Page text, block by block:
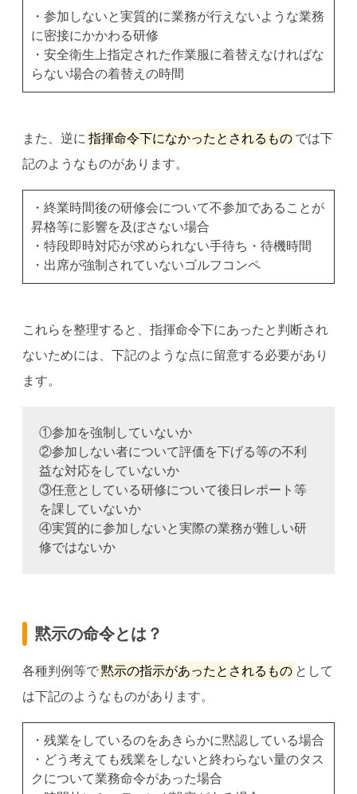
・参加しないと実質的に業務が行えないような業務
に密接にかかわる研修
・安全衛生上指定された作業服に着替えなければな
らない場合の着替えの時間
また、逆に 指揮命令下になかったとされるもの では下
記のようなものがあります。
・終業時間後の研修会について不参加であることが
昇格等に影響を及ぼさない場合
・特段即時対応が求められない手待ち・待機時間
・出席が強制されていないゴルフコンペ
これらを整理すると、指揮命令下にあったと判断され
ないためには、下記のような点に留意する必要があり
ます。
①参加を強制していないか
②参加しない者について評価を下げる等の不利
益な対応をしていないか
③任意としている研修について後日レポート等
を課していないか
④実質的に参加しないと実際の業務が難しい研
修ではないか
黙示の命令とは？
各種判例等で黙示の指示があったとされるもの として
は下記のようなものがあります。
・残業をしているのをあきらかに黙認している場合
・どう考えても残業をしないと終わらない量のタス
クについて業務命令があった場合